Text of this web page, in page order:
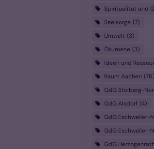
Spiritualität und
Seelsorge 7
Umwelt 3
Ökumene 3
Ideen und
Raum Aachen 76
GdG Stolberg-
GdG Alsdorf 4
GdG Eschweiler-
GdG Eschweiler-
GdG